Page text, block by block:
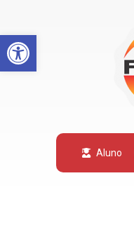
Open toolbar
Aluno